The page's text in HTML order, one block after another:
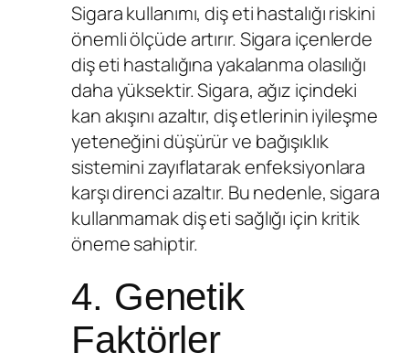
Sigara kullanımı, diş eti hastalığı riskini
önemli ölçüde artırır. Sigara içenlerde
diş eti hastalığına yakalanma olasılığı
daha yüksektir. Sigara, ağız içindeki
kan akışını azaltır, diş etlerinin iyileşme
yeteneğini düşürür ve bağışıklık
sistemini zayıflatarak enfeksiyonlara
karşı direnci azaltır. Bu nedenle, sigara
kullanmamak diş eti sağlığı için kritik
öneme sahiptir.
4. Genetik
Faktörler